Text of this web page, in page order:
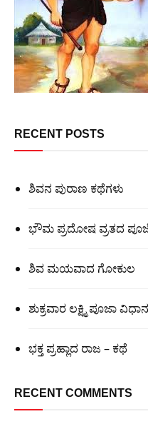
RECENT POSTS
ಶಿವನ ಪುರಾಣ ಕಥೆಗಳು
ಭೌಮ ಪ್ರದೋಷ ವ್ರತದ
ಶಿವ ಮಯವಾದ ಗೋಕುಲ
ಶುಕ್ರವಾರ ಲಕ್ಷ್ಮಿ ಪೂಜಾ ವಿಧಾನ
ಭಕ್ತ ಪ್ರಹ್ಲಾದ ರಾಜ – ಕಥೆ
RECENT COMMENTS